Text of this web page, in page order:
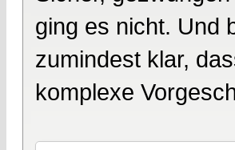
ging es nicht. Und
zumindest klar,
komplexe